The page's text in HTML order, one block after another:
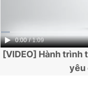
0906 645 777
Quảng cáo
Current
Time
0:00 / Duration
1:09
[VIDEO] Hành
yêu